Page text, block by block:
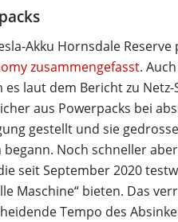
Akku Hornsdale Reserve
zusammengefasst.
laut dem Bericht zu
aus Powerpacks bei
gestellt und sie
Noch schneller
seit September 2020
Maschine“ bieten. Das
Tempo des